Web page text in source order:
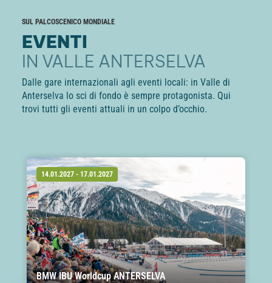
SUL PALCOSCENICO MONDIALE
EVENTI
IN VALLE ANTERSELVA
Dalle gare internazionali agli eventi locali: in Valle di
Anterselva lo sci di fondo è sempre protagonista. Qui
trovi tutti gli eventi attuali in un colpo d’occhio.
14.01.2027 - 17.01.2027
BMW IBU Worldcup ANTERSELVA